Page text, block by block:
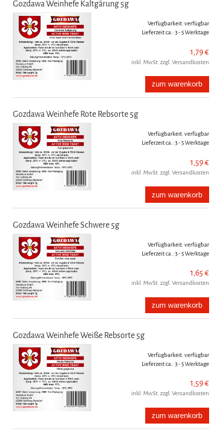
Gozdawa Weinhefe Kaltgärung 5g
Verfügbarkeit:verfügbar
Lieferzeit ca.:3 - 5 Werktage
1,79 €
inkl. MwSt. zzgl. Versandkosten
zum warenkorb
Gozdawa Weinhefe Rote Rebsorte 5g
Verfügbarkeit:verfügbar
Lieferzeit ca.:3 - 5 Werktage
1,59 €
inkl. MwSt. zzgl. Versandkosten
zum warenkorb
Gozdawa Weinhefe Schwere 5g
Verfügbarkeit:verfügbar
Lieferzeit ca.:3 - 5 Werktage
1,65 €
inkl. MwSt. zzgl. Versandkosten
zum warenkorb
Gozdawa Weinhefe Weiße Rebsorte 5g
Verfügbarkeit:verfügbar
Lieferzeit ca.:3 - 5 Werktage
1,59 €
inkl. MwSt. zzgl. Versandkosten
zum warenkorb